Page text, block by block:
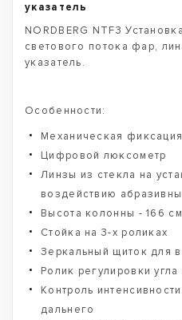
указатель
NORDBERG NTF3
светового потока фар,
указатель.
Особенности:
Механическая
Цифровой люксометр
Линзы из стекла на
воздействию
Высота колонны - 166 см
Стойка на 3-х роликах
Зеркальный щиток для
Ролик регулировки угла
Контроль
дальнего